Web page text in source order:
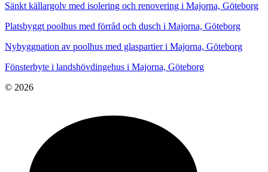
Sänkt källargolv med isolering och renovering i Majorna, Göteborg
Platsbyggt poolhus med förråd och dusch i Majorna, Göteborg
Nybyggnation av poolhus med glaspartier i Majorna, Göteborg
Fönsterbyte i landshövdingehus i Majorna, Göteborg
© 2026